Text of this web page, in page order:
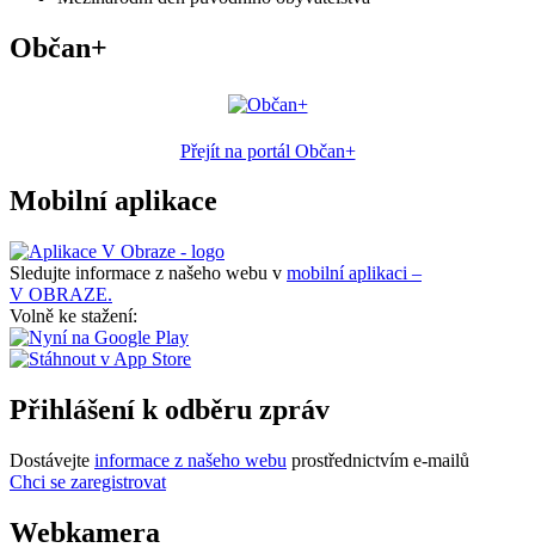
Občan+
Přejít na portál Občan+
Mobilní aplikace
Sledujte informace z našeho webu v mobilní aplikaci –
V OBRAZE.
Volně ke stažení:
Přihlášení k odběru zpráv
Dostávejte informace z našeho webu prostřednictvím e-mailů
Chci se zaregistrovat
Webkamera